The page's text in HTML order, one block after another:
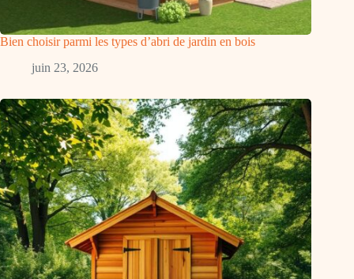
Bien choisir parmi les types d’abri de jardin en bois
juin 23, 2026